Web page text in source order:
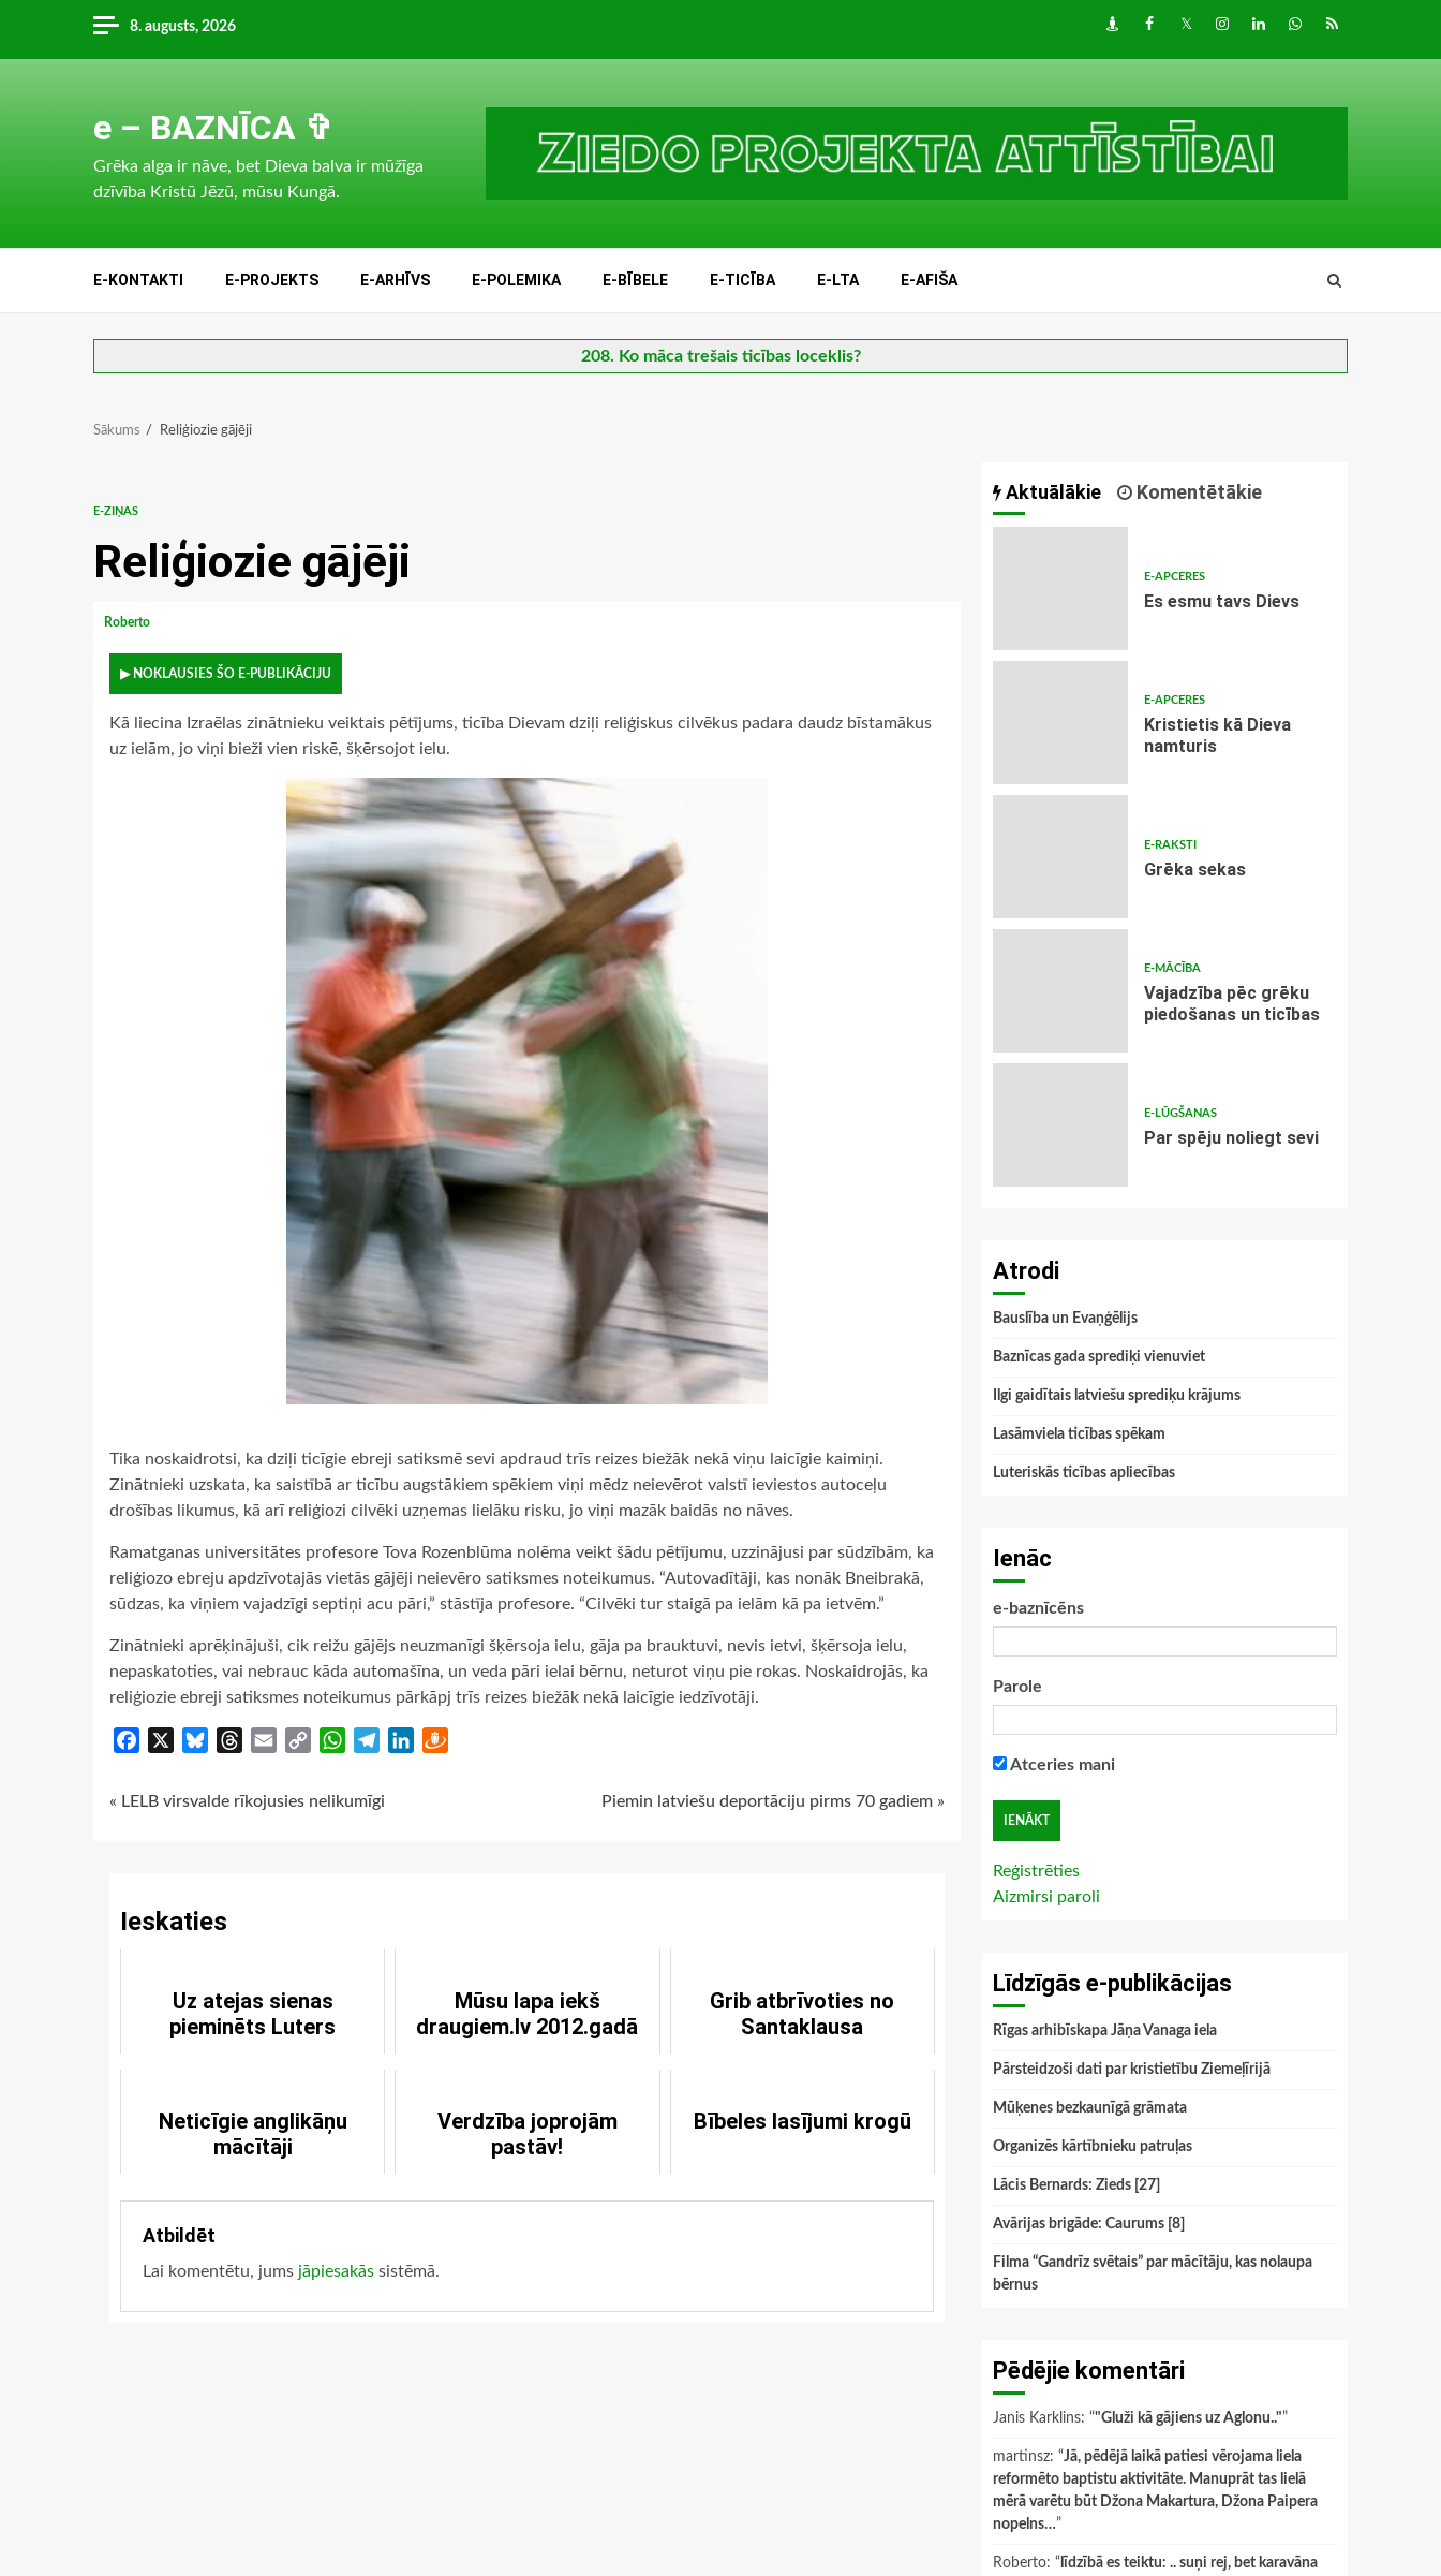
content
8. augusts, 2026 DraugiemFacebook
TwitterInstagram
LinkedInwhatsapp
RSS
e – BAZNĪCA ✞
Grēka alga ir nāve, bet Dieva balva ir mūžīga
dzīvība Kristū Jēzū, mūsu Kungā.
E-KONTAKTI E-PROJEKTS E-ARHĪVS E-POLEMIKA E-BĪBELE E-TICĪBA E-LTA E-AFIŠA
208. Ko māca trešais ticības loceklis?
Sākums Reliģiozie gājēji
E-ZIŅAS
Reliģiozie gājēji
Roberto
▶ NOKLAUSIES ŠO E-PUBLIKĀCIJU
Kā liecina Izraēlas zinātnieku veiktais pētījums, ticība Dievam dziļi reliģiskus cilvēkus padara daudz bīstamākus
uz ielām, jo viņi bieži vien riskē, šķērsojot ielu.
Tika noskaidrotsi, ka dziļi ticīgie ebreji satiksmē sevi apdraud trīs reizes biežāk nekā viņu laicīgie kaimiņi.
Zinātnieki uzskata, ka saistībā ar ticību augstākiem spēkiem viņi mēdz neievērot valstī ieviestos autoceļu
drošības likumus, kā arī reliģiozi cilvēki uzņemas lielāku risku, jo viņi mazāk baidās no nāves.
Ramatganas universitātes profesore Tova Rozenblūma nolēma veikt šādu pētījumu, uzzinājusi par sūdzībām, ka
reliģiozo ebreju apdzīvotajās vietās gājēji neievēro satiksmes noteikumus. “Autovadītāji, kas nonāk Bneibrakā,
sūdzas, ka viņiem vajadzīgi septiņi acu pāri,” stāstīja profesore. “Cilvēki tur staigā pa ielām kā pa ietvēm.”
Zinātnieki aprēķinājuši, cik reižu gājējs neuzmanīgi šķērsoja ielu, gāja pa brauktuvi, nevis ietvi, šķērsoja ielu,
nepaskatoties, vai nebrauc kāda automašīna, un veda pāri ielai bērnu, neturot viņu pie rokas. Noskaidrojās, ka
reliģiozie ebreji satiksmes noteikumus pārkāpj trīs reizes biežāk nekā laicīgie iedzīvotāji.
Facebook BlueskyThreads
Email
Copy
WhatsApp
TelegramLinkedIn
Continue
« LELB virsvalde rīkojusies nelikumīgi Piemin latviešu deportāciju pirms 70 gadiem »
Ieskaties
Uz atejas sienas
pieminēts Luters
Mūsu lapa iekš
draugiem.lv 2012.gadā
Grib atbrīvoties no
Santaklausa
Neticīgie anglikāņu
mācītāji
Verdzība joprojām
pastāv!
Bībeles lasījumi krogū
Atbildēt
Lai komentētu, jums jāpiesakās sistēmā.
Aktuālākie Komentētākie
E-APCERES
Es esmu tavs Dievs
E-APCERES
Kristietis kā Dieva
namturis
E-RAKSTI
Grēka sekas
E-MĀCĪBA
Vajadzība pēc grēku
piedošanas un ticības
E-LŪGŠANAS
Par spēju noliegt sevi
Atrodi
Bauslība un Evaņģēlijs
Baznīcas gada sprediķi vienuviet
Ilgi gaidītais latviešu sprediķu krājums
Lasāmviela ticības spēkam
Luteriskās ticības apliecības
Ienāc
e-baznīcēns
Parole
Atceries mani
Reģistrēties
Aizmirsi paroli
Līdzīgās e-publikācijas
Rīgas arhibīskapa Jāņa Vanaga iela
Pārsteidzoši dati par kristietību Ziemeļīrijā
Mūķenes bezkaunīgā grāmata
Organizēs kārtībnieku patruļas
Lācis Bernards: Zieds [27]
Avārijas brigāde: Caurums [8]
Filma “Gandrīz svētais” par mācītāju, kas nolaupa
bērnus
Pēdējie komentāri
Janis Karklins: “"Gluži kā gājiens uz Aglonu.."”
martinsz: “Jā, pēdējā laikā patiesi vērojama liela
reformēto baptistu aktivitāte. Manuprāt tas lielā
mērā varētu būt Džona Makartura, Džona Paipera
nopelns…”
Roberto: “ līdzībā es teiktu: .. suņi rej, bet karavāna